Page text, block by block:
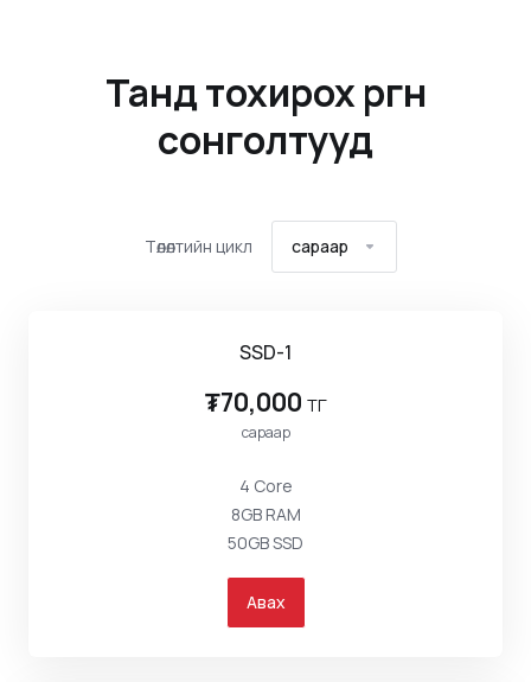
Танд тохирох өргөн
сонголтууд
Төлөлтийн цикл сараар
SSD-1
₮70,000 төг
сараар
4 Core
8GB RAM
50GB SSD
Авах